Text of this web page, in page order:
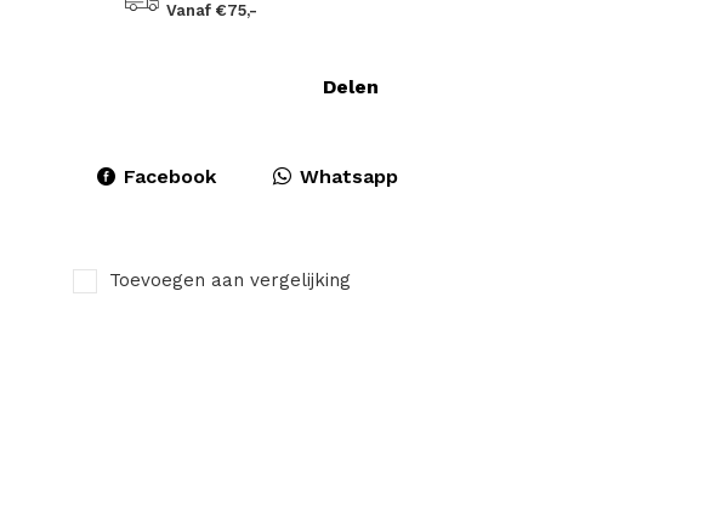
Vanaf €75,-
Delen
Facebook Whatsapp
Toevoegen aan vergelijking